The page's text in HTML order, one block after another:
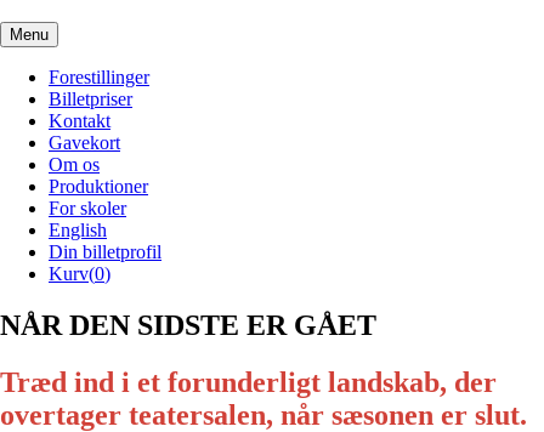
Menu
Forestillinger
Billetpriser
Kontakt
Gavekort
Om os
Produktioner
For skoler
English
Din billetprofil
Kurv(0)
NÅR DEN SIDSTE ER GÅET
Træd ind i et forunderligt landskab, der
overtager teatersalen, når sæsonen er slut.